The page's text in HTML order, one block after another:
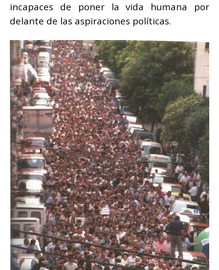
incapaces de poner la vida humana por
delante de las aspiraciones políticas.